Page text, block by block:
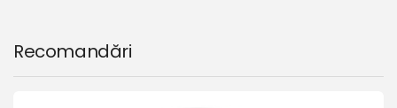
Recomandări